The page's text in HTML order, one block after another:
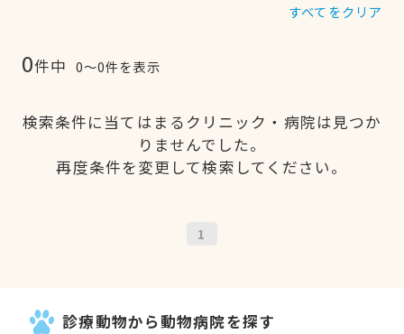
すべてをクリア
0件中 0〜0件を表示
検索条件に当てはまるクリニック・病院は見つか
りませんでした。
再度条件を変更して検索してください。
1
診療動物から動物病院を探す